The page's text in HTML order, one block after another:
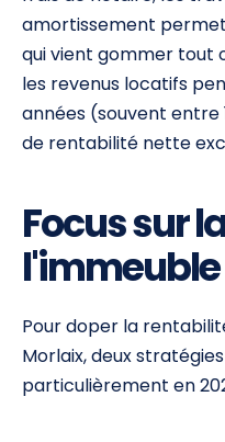
amortissement
qui vient gommer tout
les revenus locatifs
années (souvent entre
de rentabilité nette
Focus sur
Pour doper la
Morlaix, deux
particulièrement en